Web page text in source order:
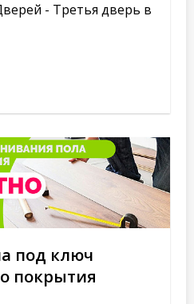
- Третья дверь в
под ключ
покрытия